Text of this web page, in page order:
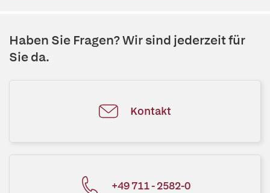
Haben Sie Fragen? Wir sind jederzeit für
Sie da.
Kontakt
+49 711 - 2582-0